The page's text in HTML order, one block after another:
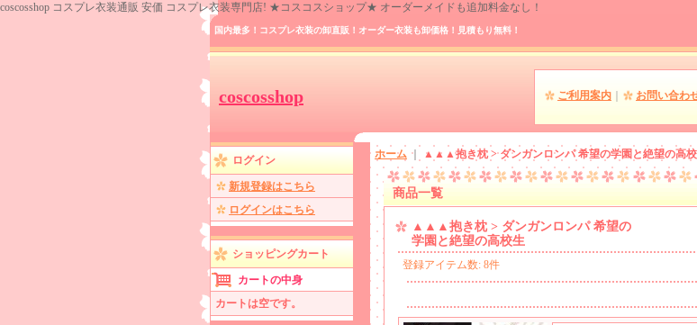
coscosshop コスプレ衣装通販 安価 コスプレ衣装専門店! ★コスコスショップ★ オーダーメイドも追加料金なし！
国内最多！コスプレ衣装の卸直販！オーダー衣装も卸価格！見積もり無料！
coscosshop ご利用案内 お問い合わ
ログイン
新規登録はこちら
ログインはこちら
ショッピングカート
カートの中身
カートは空です。
ホーム ｜ ▲▲▲抱き枕 > ダンガンロンパ 希望の学園と絶望の高
商品一覧
▲▲▲抱き枕 > ダンガンロンパ 希望の
学園と絶望の高校生
登録アイテム数: 8件